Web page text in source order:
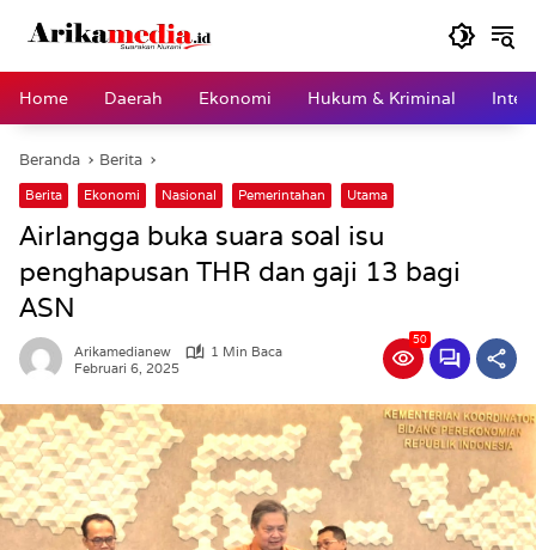
Home
Daerah Ekonomi Hukum & Kriminal
Beranda Berita
Berita Ekonomi Nasional Pemerintahan Utama
Airlangga buka suara soal isu
penghapusan THR dan gaji 13 bagi
ASN
Arikamedianew
1 Min Baca
Februari 6, 2025
50